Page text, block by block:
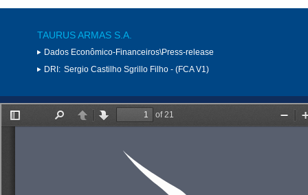
TAURUS ARMAS S.A.
Dados Econômico-Financeiros\Press-release
DRI: Sergio Castilho Sgrillo Filho - (FCA V1)